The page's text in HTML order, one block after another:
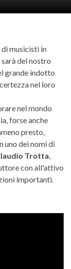
musicisti in
del nostro
grande indotto
nel loro
nel mondo
forse anche
presto,
uno dei nomi di
Trotta
con all'attivo
importanti.